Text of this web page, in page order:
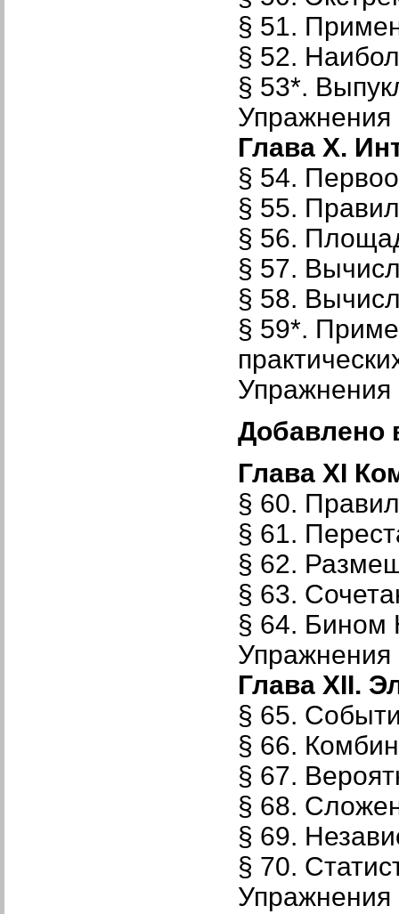
§ 51.
§ 52.
§ 53*.
Упражнения
Глава X.
§ 54.
§ 55.
§ 56.
§ 57.
§ 58.
§ 59*.
Упражнения
Добавлено
Глава XI
§ 60.
§ 61.
§ 62.
§ 63.
§ 64. Бином
Упражнения
Глава XII.
§ 65.
§ 66.
§ 67.
§ 68.
§ 69.
§ 70.
Упражнения